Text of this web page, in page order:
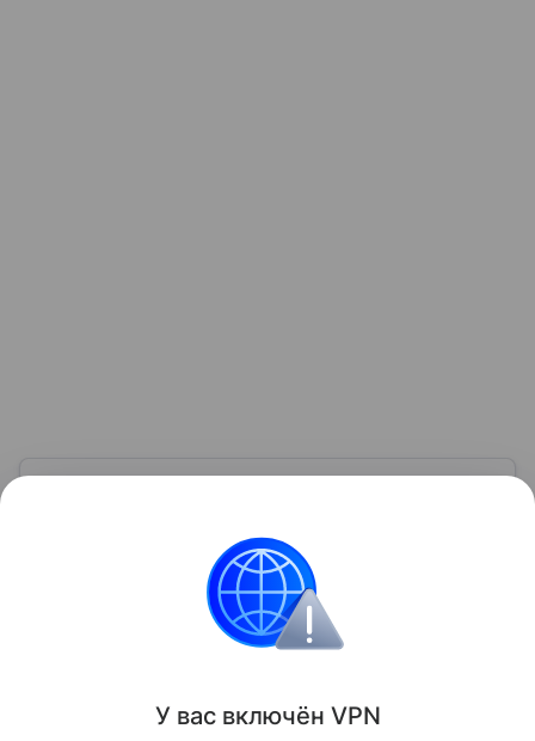
популярные в России и в мире
В статье разбираемся с видами и принципами
работы популярных платежных систем в России.
Поделиться
У вас включён VPN